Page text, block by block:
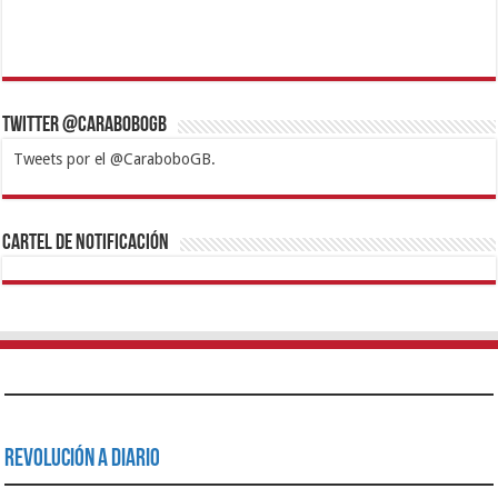
Twitter @CaraboboGB
Tweets por el @CaraboboGB.
1xbetBetturkeyBetistKralbetSupertotobetTipobetMatadorbetMariobet
https://mvbcasino.com/
Cartel de Notificación
Revolución a Diario